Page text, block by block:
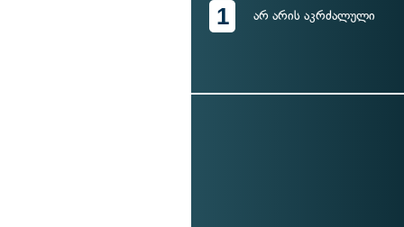
1 არ არის აკრძალული